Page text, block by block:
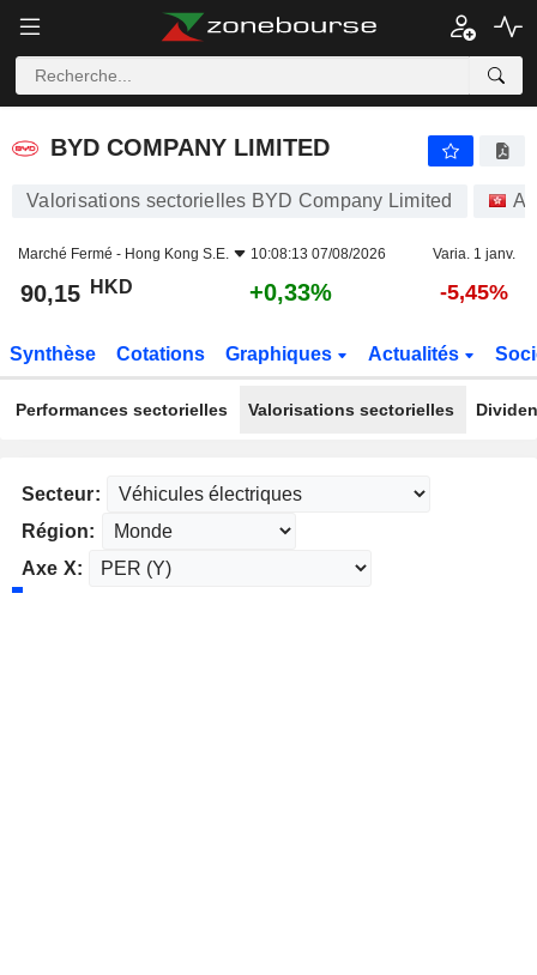
BYD COMPANY LIMITED
BYD COMPANY LIMITED
Valorisations sectorielles BYD Company Limited
Marché Fermé - Hong Kong S.E. 10:08:13 07/08/2026 Varia. 1 janv.
90,15 HKD +0,33% -5,45%
Synthèse Cotations Graphiques Actualités
Performances sectorielles Valorisations sectorielles
Secteur:
Région:
Axe X: